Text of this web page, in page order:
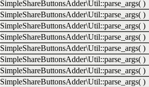
SimpleShareButtonsAdder\Util::parse_args( )
SimpleShareButtonsAdder\Util::parse_args( )
SimpleShareButtonsAdder\Util::parse_args( )
SimpleShareButtonsAdder\Util::parse_args( )
SimpleShareButtonsAdder\Util::parse_args( )
SimpleShareButtonsAdder\Util::parse_args( )
SimpleShareButtonsAdder\Util::parse_args( )
SimpleShareButtonsAdder\Util::parse_args( )